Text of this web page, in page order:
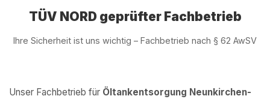
TÜV NORD geprüfter Fachbetrieb
Ihre Sicherheit ist uns wichtig – Fachbetrieb nach § 62 AwSV
Unser Fachbetrieb für Öltankentsorgung Neunkirchen-